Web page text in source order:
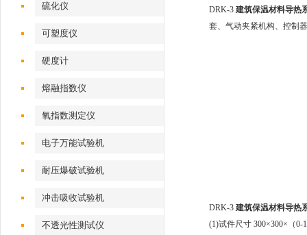
硫化仪
可塑度仪
硬度计
熔融指数仪
氧指数测定仪
电子万能试验机
耐压爆破试验机
冲击吸收试验机
不透光性测试仪
DRK-3 建筑保温材料导热
套、气动夹紧机构、控制
DRK-3 建筑保温材料导热
(1)试件尺寸 300×300×（0-